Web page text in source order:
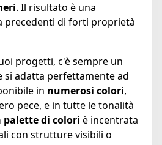
. Il risultato è una
precedenti di forti proprietà
progetti, c'è sempre un
si adatta perfettamente ad
in numerosi colori,
pece, e in tutte le tonalità
palette di colori è incentrata
con strutture visibili o